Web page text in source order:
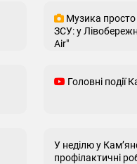
Музика просто
ЗСУ: у
Air"
Головні події
У неділю у
профілактичні